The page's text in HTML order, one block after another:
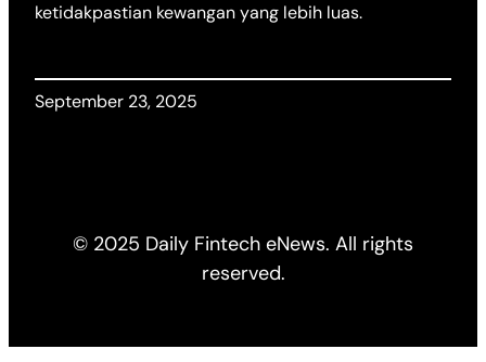
ketidakpastian kewangan yang lebih luas.
September 23, 2025
© 2025 Daily Fintech eNews. All rights
reserved.